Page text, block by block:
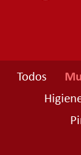
Todos